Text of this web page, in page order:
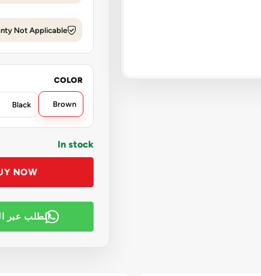
Not Applicable
COLOR
Brown
Black
In stock
NOW
الطلب عبر